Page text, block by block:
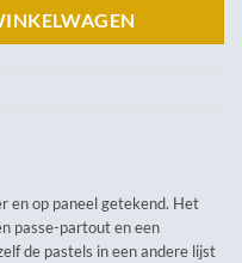
en op paneel getekend. Het
passe-partout en een
de pastels in een andere lijst